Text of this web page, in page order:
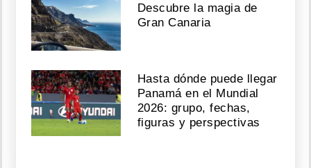
Descubre la magia de
Gran Canaria
Hasta dónde puede llegar
Panamá en el Mundial
2026: grupo, fechas,
figuras y perspectivas